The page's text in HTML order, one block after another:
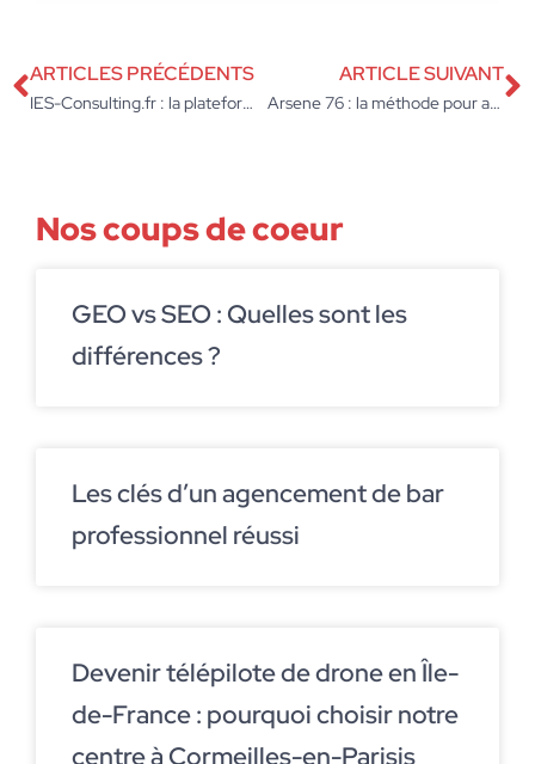
ARTICLES PRÉCÉDENTS
IES-Consulting.fr : la plateforme pour accompagner chaque projet professionnel
ARTICLE SUIVANT
Arsene 76 : la méthode pour accéder à la plateforme sereinement
Nos coups de coeur
GEO vs SEO : Quelles sont les
différences ?
Les clés d’un agencement de bar
professionnel réussi
Devenir télépilote de drone en Île-
de-France : pourquoi choisir notre
centre à Cormeilles-en-Parisis